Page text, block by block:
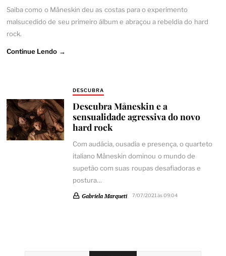
Saiba como o Måneskin deu as costas para o experimento
malsucedido de seu primeiro álbum e abraçou a rebeldia do hard
rock.
Continue Lendo →
DESCUBRA
Descubra Måneskin e a
sensualidade agressiva do novo
hard rock
Com audácia, ousadia e presença, o quarteto
italiano Måneskin dominou o mundo de
supetão com suas roupas desafiadoras e
postura…
Gabriela Marqueti 7/07/2021 às 09:04